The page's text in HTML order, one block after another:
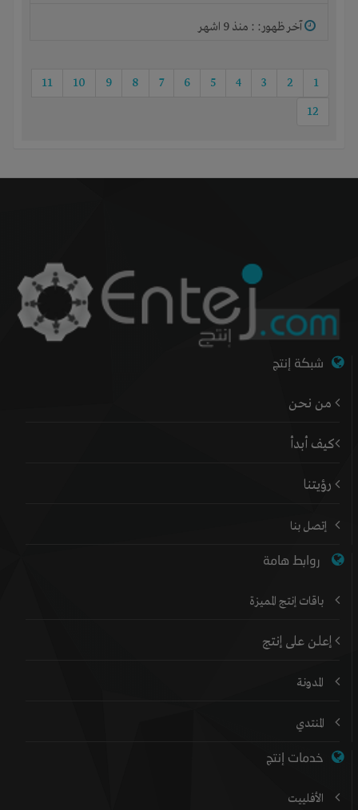
آخر ظهور: : منذ 9 اشهر
1
2
3
4
5
6
7
8
9
10
11
12
شبكة إنتج
من نحن
كيف أبدأ
رؤيتنا
إتصل بنا
روابط هامة
باقات إنتج المميزة
إعلن على إنتج
المدونة
المنتدي
خدمات إنتج
الأفلييت